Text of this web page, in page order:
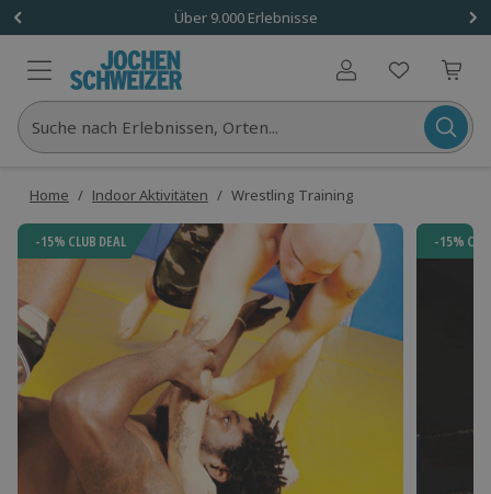
Über 9.000 Erlebnisse
Benutzerkonto
Suche nach Erlebnissen, Orten...
Home / Indoor Aktivitäten / Wrestling Training
-15% CLUB DEAL -15%